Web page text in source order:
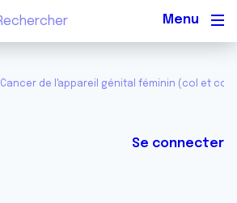
Cancer de l'appareil génital féminin (col et
Se connecter